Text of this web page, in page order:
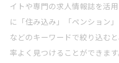
イトや専門の求人情報誌を活
に「住み込み」「ペンション
などのキーワードで絞り込む
率よく見つけることができます